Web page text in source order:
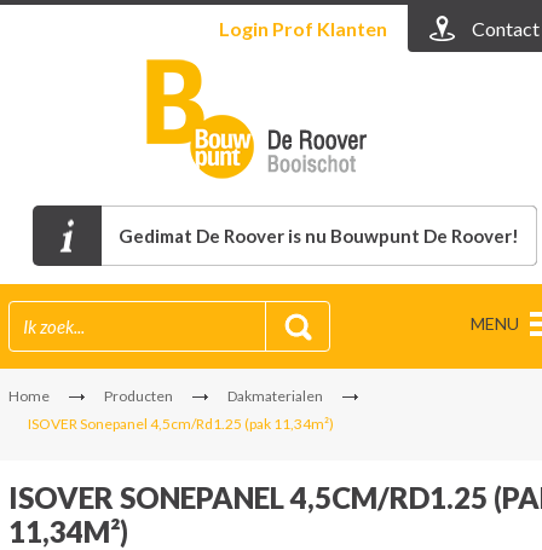
Login Prof Klanten Contact
Gedimat De Roover is nu Bouwpunt De Roover!
MENU
Home Producten
Dakmaterialen
ISOVER Sonepanel 4,5cm/Rd1.25 (pak 11,34m²)
ISOVER SONEPANEL 4,5CM/RD1.25
11,34M²)